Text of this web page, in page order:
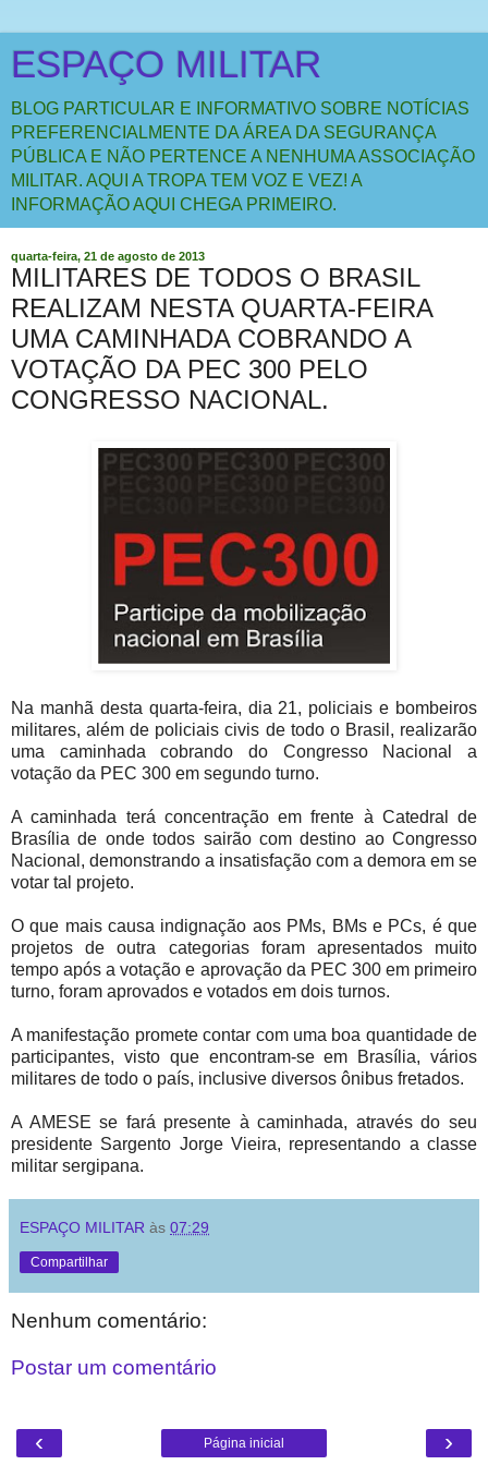
ESPAÇO MILITAR
BLOG PARTICULAR E INFORMATIVO SOBRE NOTÍCIAS
PREFERENCIALMENTE DA ÁREA DA SEGURANÇA
PÚBLICA E NÃO PERTENCE A NENHUMA ASSOCIAÇÃO
MILITAR. AQUI A TROPA TEM VOZ E VEZ! A
INFORMAÇÃO AQUI CHEGA PRIMEIRO.
quarta-feira, 21 de agosto de 2013
MILITARES DE TODOS O BRASIL
REALIZAM NESTA QUARTA-FEIRA
UMA CAMINHADA COBRANDO A
VOTAÇÃO DA PEC 300 PELO
CONGRESSO NACIONAL.
Na manhã desta quarta-feira, dia 21, policiais e bombeiros
militares, além de policiais civis de todo o Brasil, realizarão
uma caminhada cobrando do Congresso Nacional a
votação da PEC 300 em segundo turno.
A caminhada terá concentração em frente à Catedral de
Brasília de onde todos sairão com destino ao Congresso
Nacional, demonstrando a insatisfação com a demora em se
votar tal projeto.
O que mais causa indignação aos PMs, BMs e PCs, é que
projetos de outra categorias foram apresentados muito
tempo após a votação e aprovação da PEC 300 em primeiro
turno, foram aprovados e votados em dois turnos.
A manifestação promete contar com uma boa quantidade de
participantes, visto que encontram-se em Brasília, vários
militares de todo o país, inclusive diversos ônibus fretados.
A AMESE se fará presente à caminhada, através do seu
presidente Sargento Jorge Vieira, representando a classe
militar sergipana.
ESPAÇO MILITAR às 07:29
Compartilhar
Nenhum comentário:
Postar um comentário
‹ ›
Página inicial